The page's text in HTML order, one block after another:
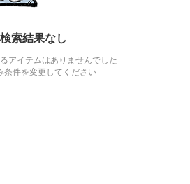
検索結果なし
アイテムはありませんでした
条件を変更してください